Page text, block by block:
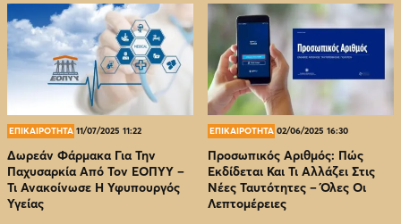
ΕΠΙΚΑΙΡΟΤΗΤΑ 11/07/2025 11:22
Δωρεάν Φάρμακα Για Την
Παχυσαρκία Από Τον EOΠΥΥ –
Τι Ανακοίνωσε Η Υφυπουργός
Υγείας
ΕΠΙΚΑΙΡΟΤΗΤΑ 02/06/2025 16:30
Προσωπικός Αριθμός: Πώς
Εκδίδεται Και Τι Αλλάζει Στις
Νέες Ταυτότητες – Όλες Οι
Λεπτομέρειες